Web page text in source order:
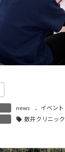
news 、 イベント
数井クリニック